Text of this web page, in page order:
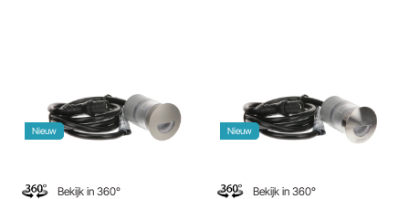
Bekijk in 360°
Nieuw
Bekijk in 360°
Nieuw